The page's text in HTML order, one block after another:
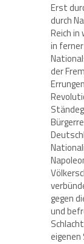
Erst
durch
Reich
in
der
gegen
und